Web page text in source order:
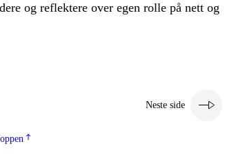
og reflektere over egen rolle på nett og
Neste side